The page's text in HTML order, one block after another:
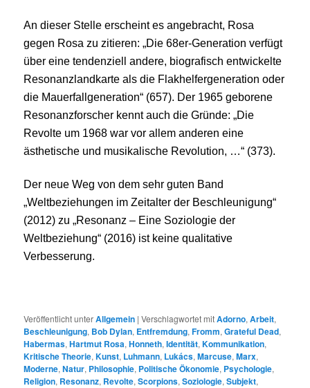
An dieser Stelle erscheint es angebracht, Rosa
gegen Rosa zu zitieren: „Die 68er-Generation verfügt
über eine tendenziell andere, biografisch entwickelte
Resonanzlandkarte als die Flakhelfergeneration oder
die Mauerfallgeneration“ (657). Der 1965 geborene
Resonanzforscher kennt auch die Gründe: „Die
Revolte um 1968 war vor allem anderen eine
ästhetische und musikalische Revolution, …“ (373).
Der neue Weg von dem sehr guten Band
„Weltbeziehungen im Zeitalter der Beschleunigung“
(2012) zu „Resonanz – Eine Soziologie der
Weltbeziehung“ (2016) ist keine qualitative
Verbesserung.
Veröffentlicht unterAllgemein |Verschlagwortet mitAdorno,Arbeit,
Beschleunigung, Bob Dylan, Entfremdung,Fromm,Grateful Dead,
Habermas,Hartmut Rosa,Honneth,Identität,Kommunikation,
Kritische Theorie,Kunst, Luhmann, Lukács,Marcuse,Marx,
Moderne,Natur, Philosophie, Politische Ökonomie, Psychologie,
Religion, Resonanz, Revolte,Scorpions,Soziologie,Subjekt,